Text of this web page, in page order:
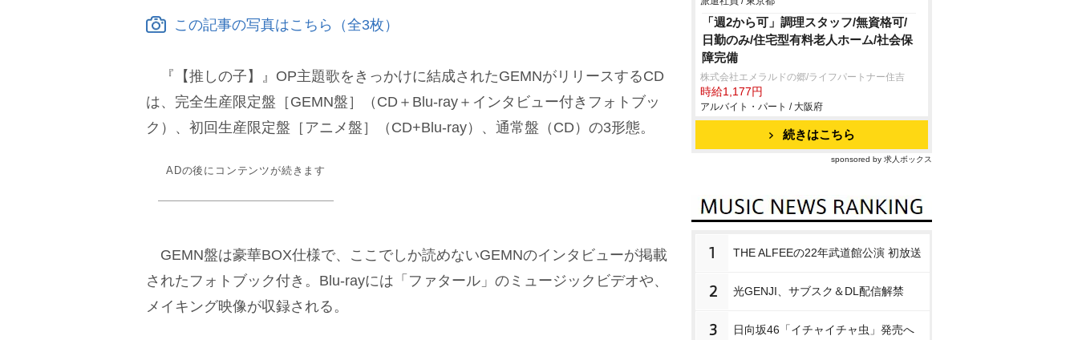
この記事の写真はこちら（全3枚）
『【推しの子】』OP主題歌をきっかけに結成されたGEMNがリリースするCD
は、完全生産限定盤［GEMN盤］（CD＋Blu-ray＋インタビュー付きフォトブッ
ク）、初回生産限定盤［アニメ盤］（CD+Blu-ray）、通常盤（CD）の3形態。
ADの後にコンテンツが続きます
GEMN盤は豪華BOX仕様で、ここでしか読めないGEMNのインタビューが掲載
されたフォトブック付き。Blu-rayには「ファタール」のミュージックビデオや、
メイキング映像が収録される。
「週2から可」調理スタッフ/無資格可/
日勤のみ/住宅型有料老人ホーム/社会保
障完備
株式会社エメラルドの郷/ライフパートナー住吉
時給1,177円
アルバイト・パート / 大阪府
続きはこちら
sponsored by 求人ボックス
1 THE ALFEEの22年武道館公演 初放送
2 光GENJI、サブスク＆DL配信解禁
3 日向坂46「イチャイチャ虫」発売へ